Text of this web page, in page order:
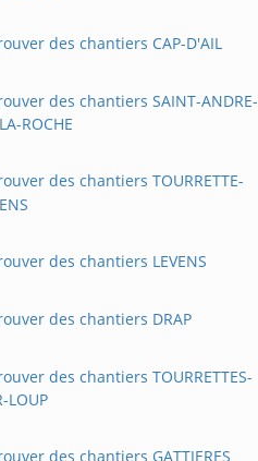
des chantiers CAP-D'AIL
des chantiers SAINT-ANDRE-
ROCHE
des chantiers TOURRETTE-
des chantiers LEVENS
des chantiers DRAP
des chantiers TOURRETTES-
LOUP
des chantiers GATTIERES